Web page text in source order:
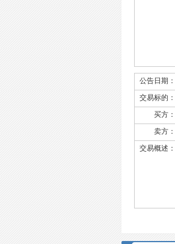
公告日期：
交易标的：
买方：
卖方：
交易概述：